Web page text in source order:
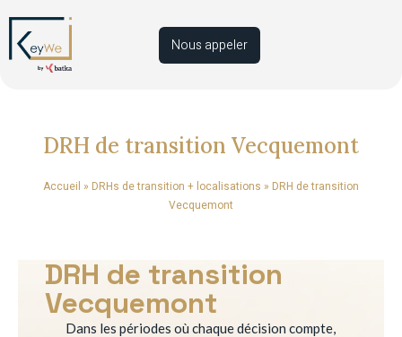
Nous appeler
DRH de transition Vecquemont
Accueil » DRHs de transition + localisations » DRH de transition
Vecquemont
DRH de transition
Vecquemont
Dans les périodes où chaque décision compte,